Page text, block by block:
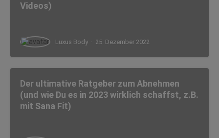
Videos)
Luxus Body · 25. Dezember 2022
Der ultimative Ratgeber zum Abnehmen
(und wie Du es in 2023 wirklich schaffst, z.B.
mit Sana Fit)